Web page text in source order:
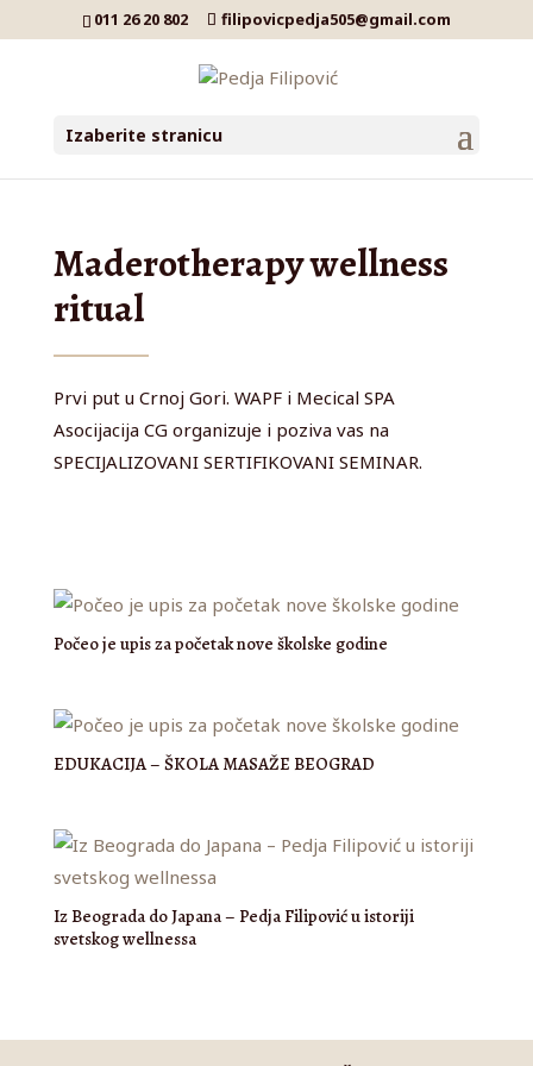
011 26 20 802 filipovicpedja505@gmail.com
Izaberite stranicu
Maderotherapy wellness
ritual
Prvi put u Crnoj Gori. WAPF i Mecical SPA
Asocijacija CG organizuje i poziva vas na
SPECIJALIZOVANI SERTIFIKOVANI SEMINAR.
Počeo je upis za početak nove školske godine
EDUKACIJA – ŠKOLA MASAŽE BEOGRAD
Iz Beograda do Japana – Pedja Filipović u istoriji
svetskog wellnessa